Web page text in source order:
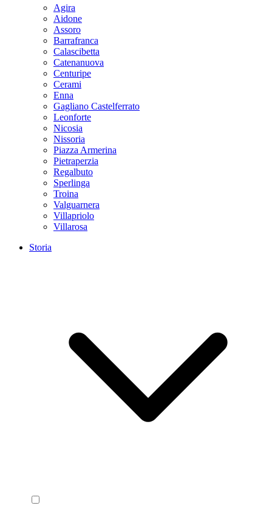
Agira
Aidone
Assoro
Barrafranca
Calascibetta
Catenanuova
Centuripe
Cerami
Enna
Gagliano Castelferrato
Leonforte
Nicosia
Nissoria
Piazza Armerina
Pietraperzia
Regalbuto
Sperlinga
Troina
Valguarnera
Villapriolo
Villarosa
Storia